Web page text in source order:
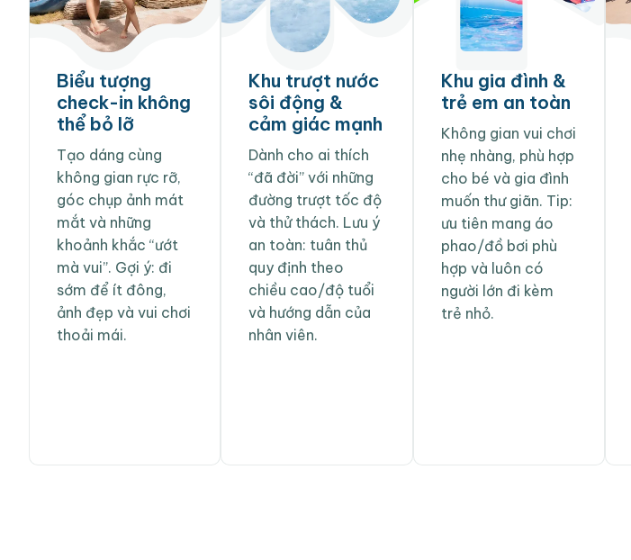
Biểu tượng
check-in không
thể bỏ lỡ
Tạo dáng cùng
không gian rực rỡ,
góc chụp ảnh mát
mắt và những
khoảnh khắc “ướt
mà vui”. Gợi ý: đi
sớm để ít đông,
ảnh đẹp và vui chơi
thoải mái.
Khu trượt nước
sôi động &
cảm giác mạnh
Dành cho ai thích
“đã đời” với những
đường trượt tốc độ
và thử thách. Lưu ý
an toàn: tuân thủ
quy định theo
chiều cao/độ tuổi
và hướng dẫn của
nhân viên.
Khu gia đình &
trẻ em an toàn
Không gian vui chơi
nhẹ nhàng, phù hợp
cho bé và gia đình
muốn thư giãn. Tip:
ưu tiên mang áo
phao/đồ bơi phù
hợp và luôn có
người lớn đi kèm
trẻ nhỏ.